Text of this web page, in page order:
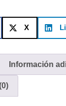
X
Información